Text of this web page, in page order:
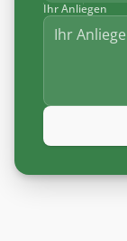
Ihr Anliegen